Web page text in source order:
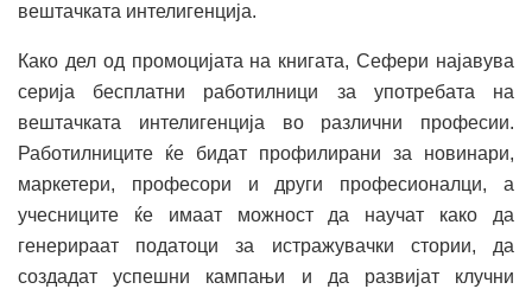
вештачката интелигенција.
Како дел од промоцијата на книгата, Сефери најавува
серија бесплатни работилници за употребата на
вештачката интелигенција во различни професии.
Работилниците ќе бидат профилирани за новинари,
маркетери, професори и други професионалци, а
учесниците ќе имаат можност да научат како да
генерираат податоци за истражувачки стории, да
создадат успешни кампањи и да развијат клучни